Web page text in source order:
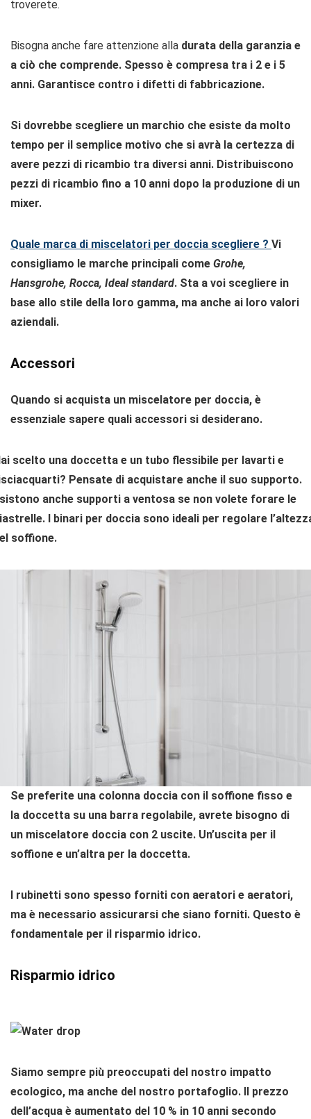
troverete.
Bisogna anche fare attenzione alla durata della garanzia e
a ciò che comprende. Spesso è compresa tra i 2 e i 5
anni. Garantisce contro i difetti di fabbricazione.
Si dovrebbe scegliere un marchio che esiste da molto
tempo per il semplice motivo che si avrà la certezza di
avere pezzi di ricambio tra diversi anni. Distribuiscono
pezzi di ricambio fino a 10 anni dopo la produzione di un
mixer.
Quale marca di miscelatori per doccia scegliere ? Vi
consigliamo le marche principali come Grohe,
Hansgrohe, Rocca, Ideal standard. Sta a voi scegliere in
base allo stile della loro gamma, ma anche ai loro valori
aziendali.
Accessori
Quando si acquista un miscelatore per doccia, è
essenziale sapere quali accessori si desiderano.
scelto una doccetta e un tubo flessibile per lavarti e
Pensate di acquistare anche il suo supporto.
anche supporti a ventosa se non volete forare le
I binari per doccia sono ideali per regolare
soffione.
Se preferite una colonna doccia con il soffione fisso e
la doccetta su una barra regolabile, avrete bisogno di
un miscelatore doccia con 2 uscite. Un’uscita per il
soffione e un’altra per la doccetta.
I rubinetti sono spesso forniti con aeratori e aeratori,
ma è necessario assicurarsi che siano forniti. Questo è
fondamentale per il risparmio idrico.
Risparmio idrico
Siamo sempre più preoccupati del nostro impatto
ecologico, ma anche del nostro portafoglio. Il prezzo
dell’acqua è aumentato del 10 % in 10 anni secondo